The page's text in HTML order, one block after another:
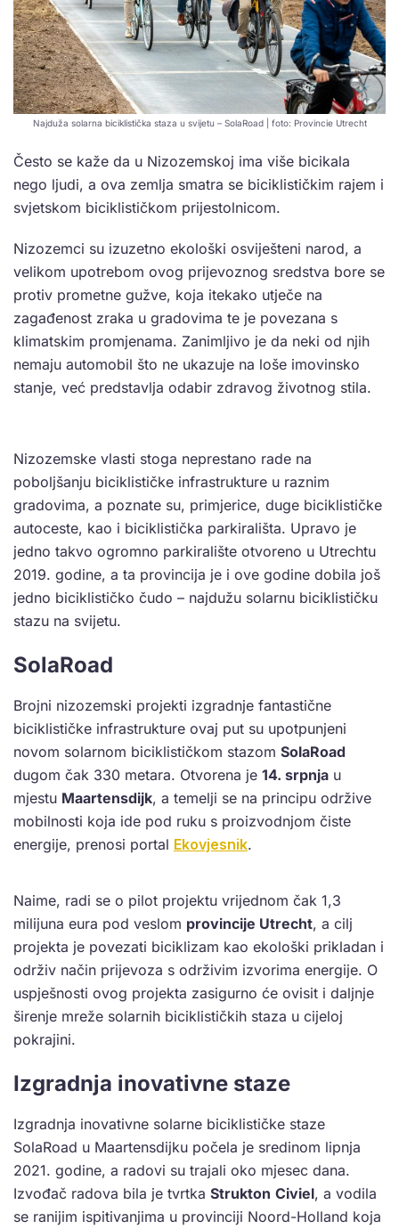
Najduža solarna biciklistička staza u svijetu – SolaRoad | foto: Provincie Utrecht
Često se kaže da u Nizozemskoj ima više bicikala
nego ljudi, a ova zemlja smatra se biciklističkim rajem i
svjetskom biciklističkom prijestolnicom.
Nizozemci su izuzetno ekološki osviješteni narod, a
velikom upotrebom ovog prijevoznog sredstva bore se
protiv prometne gužve, koja itekako utječe na
zagađenost zraka u gradovima te je povezana s
klimatskim promjenama. Zanimljivo je da neki od njih
nemaju automobil što ne ukazuje na loše imovinsko
stanje, već predstavlja odabir zdravog životnog stila.
Nizozemske vlasti stoga neprestano rade na
poboljšanju biciklističke infrastrukture u raznim
gradovima, a poznate su, primjerice, duge biciklističke
autoceste, kao i biciklistička parkirališta. Upravo je
jedno takvo ogromno parkiralište otvoreno u Utrechtu
2019. godine, a ta provincija je i ove godine dobila još
jedno biciklističko čudo – najdužu solarnu biciklističku
stazu na svijetu.
SolaRoad
Brojni nizozemski projekti izgradnje fantastične
biciklističke infrastrukture ovaj put su upotpunjeni
novom solarnom biciklističkom stazom SolaRoad
dugom čak 330 metara. Otvorena je 14. srpnja u
mjestu Maartensdijk, a temelji se na principu održive
mobilnosti koja ide pod ruku s proizvodnjom čiste
energije, prenosi portal Ekovjesnik.
Naime, radi se o pilot projektu vrijednom čak 1,3
milijuna eura pod veslom provincije Utrecht, a cilj
projekta je povezati biciklizam kao ekološki prikladan i
održiv način prijevoza s održivim izvorima energije. O
uspješnosti ovog projekta zasigurno će ovisit i daljnje
širenje mreže solarnih biciklističkih staza u cijeloj
pokrajini.
Izgradnja inovativne staze
Izgradnja inovativne solarne biciklističke staze
SolaRoad u Maartensdijku počela je sredinom lipnja
2021. godine, a radovi su trajali oko mjesec dana.
Izvođač radova bila je tvrtka Strukton Civiel, a vodila
se ranijim ispitivanjima u provinciji Noord-Holland koja